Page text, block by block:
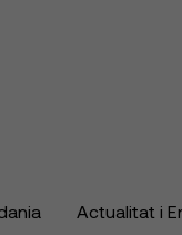
Actualitat i